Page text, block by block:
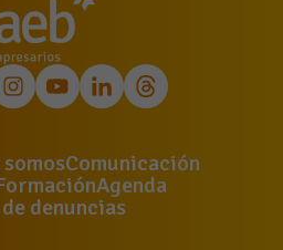
Comunicación
Agenda
denuncias